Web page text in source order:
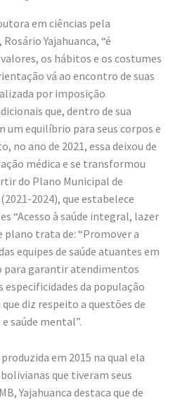
em ciências pela
Yajahuanca, “é
os hábitos e os costumes
vá ao encontro de suas
por imposição
que, dentro de sua
um equilíbrio para seus corpos e
no ano de 2021, essa deixou de
médica e se transformou
do Plano Municipal de
2024), que estabelece
“Acesso à saúde integral, lazer
plano trata de: “Promover a
equipes de saúde atuantes em
para garantir atendimentos
da população
diz respeito a questões de
saúde mental”.
em 2015 na qual ela
que tiveram seus
Yajahuanca destaca que de